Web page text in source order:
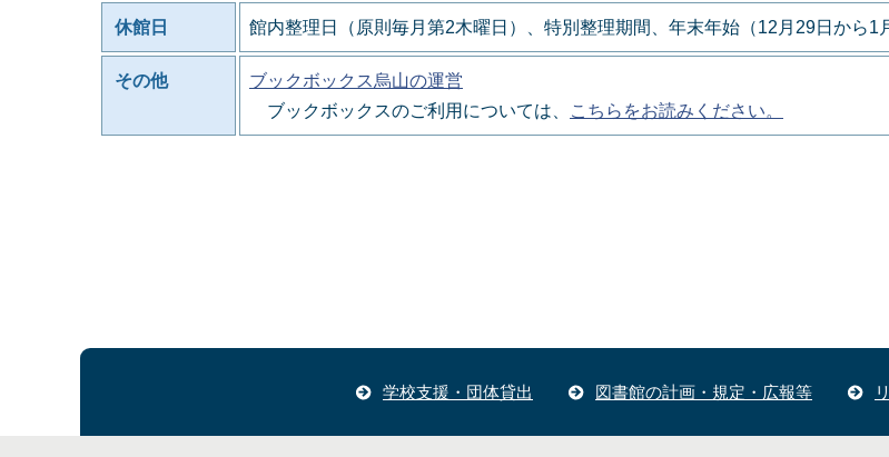
休館日 館内整理日（原則毎月第2木曜日）、特別整理期間、年末年始（12月29日から1
その他
ブックボックス烏山の運営
ブックボックスのご利用については、
こちらをお読みください。
学校支援・団体貸出 図書館の計画・規定・広報等